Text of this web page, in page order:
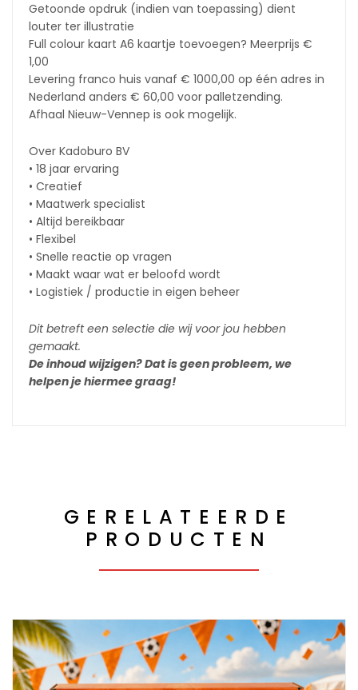
Getoonde opdruk (indien van toepassing) dient
louter ter illustratie
Full colour kaart A6 kaartje toevoegen? Meerprijs €
1,00
Levering franco huis vanaf € 1000,00 op één adres in
Nederland anders € 60,00 voor palletzending.
Afhaal Nieuw-Vennep is ook mogelijk.
Over Kadoburo BV
• 18 jaar ervaring
• Creatief
• Maatwerk specialist
• Altijd bereikbaar
• Flexibel
• Snelle reactie op vragen
• Maakt waar wat er beloofd wordt
• Logistiek / productie in eigen beheer
Dit betreft een selectie die wij voor jou hebben
gemaakt.
De inhoud wijzigen? Dat is geen probleem, we
helpen je hiermee graag!
GERELATEERDE
PRODUCTEN